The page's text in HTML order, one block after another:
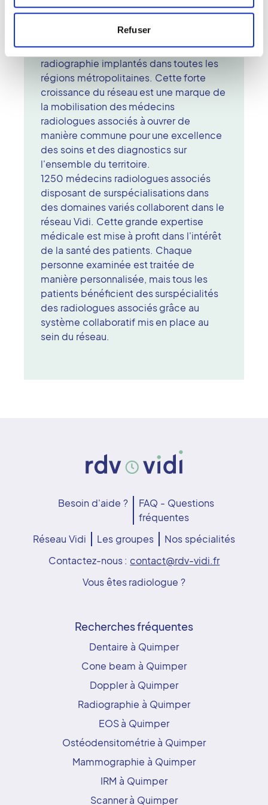
Refuser
dans le département du Finistère de
indépendants. Né en 2017, Vidi regroupe
aujourd'hui 440 cabinets de
radiographie implantés dans toutes les
régions métropolitaines. Cette forte
croissance du réseau est une marque de
la mobilisation des médecins
radiologues associés à ouvrer de
manière commune pour une excellence
des soins et des diagnostics sur
l'ensemble du territoire.
1250 médecins radiologues associés
disposant de surspécialisations dans
des domaines variés collaborent dans le
réseau Vidi. Cette grande expertise
médicale est mise à profit dans l'intérêt
de la santé des patients. Chaque
personne examinée est traitée de
manière personnalisée, mais tous les
patients bénéficient des surspécialités
des radiologues associés grâce au
système collaboratif mis en place au
sein du réseau.
Besoin d'aide ?
FAQ - Questions
fréquentes
Réseau Vidi
Les groupes
Nos spécialités
Contactez-nous : contact@rdv-vidi.fr
Vous êtes radiologue ?
Recherches fréquentes
Dentaire à Quimper
Cone beam à Quimper
Doppler à Quimper
Radiographie à Quimper
EOS à Quimper
Ostéodensitométrie à Quimper
Mammographie à Quimper
IRM à Quimper
Scanner à Quimper